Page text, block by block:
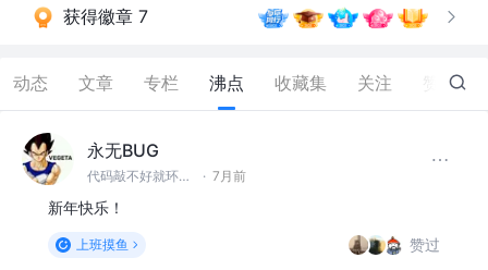
获得徽章 7
动态 文章 专栏 沸点 收藏集 关注 215
永无BUG
代码敲不好就环游世界！ · 7月前
新年快乐！
上班摸鱼 赞过